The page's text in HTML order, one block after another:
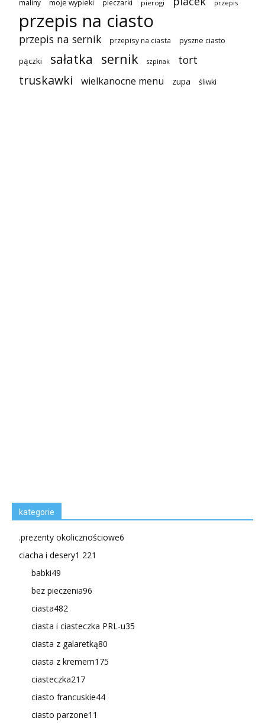
maliny moje wypieki pieczarki pierogi przepis
przepis na ciasto
przepis na sernik przepisy na ciasta pyszne ciasto
pączki sałatka sernik szpinak tort
truskawki wielkanocne menu zupa śliwki
kategorie
.prezenty okolicznościowe6
ciacha i desery1 221
babki49
bez pieczenia96
ciasta482
ciasta i ciasteczka PRL-u35
ciasta z galaretką80
ciasta z kremem175
ciasteczka217
ciasto francuskie44
ciasto parzone11